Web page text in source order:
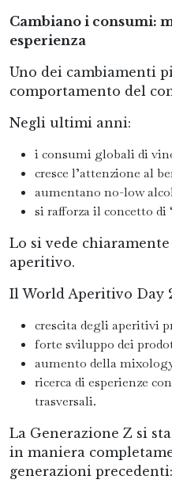
Cambiano i consumi:
esperienza
Uno dei cambiamenti
comportamento del
Negli ultimi anni:
i consumi globali di
cresce l’attenzione al
aumentano no-low
si rafforza il concetto di
Lo si vede
aperitivo.
Il World Aperitivo Day
crescita degli aperitivi
forte sviluppo dei
aumento della
ricerca di esperienze
trasversali.
La Generazione Z si
in maniera
generazioni precedenti: